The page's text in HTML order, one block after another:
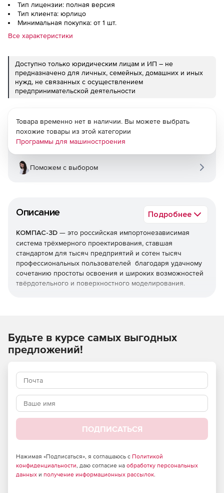
Тип лицензии: полная версия
Тип клиента: юрлицо
Минимальная покупка: от 1 шт.
Все характеристики
Доступно только юридическим лицам и ИП – не
предназначено для личных, семейных, домашних и иных
нужд, не связанных с осуществлением
предпринимательской деятельности
Описание Подробнее
КОМПАС-3D — это российская импортонезависимая
система трёхмерного проектирования, ставшая
стандартом для тысяч предприятий и сотен тысяч
профессиональных пользователей благодаря удачному
сочетанию простоты освоения и широких возможностей
твёрдотельного и поверхностного моделирования.
нефтегазовое, химическое и т.д.), приборостроение,
авиастроение, судостроение, станкостроение,
гражданское строительство, товары народного
потребления и т.д.
Товара временно нет в наличии. Вы можете выбрать
похожие товары из этой категории
Программы для машиностроения
Поможем с выбором
Будьте в курсе самых выгодных
предложений!
ПОДПИСАТЬСЯ
Нажимая «Подписаться», я соглашаюсь с Политикой
конфиденциальности, даю согласие на обработку персональных
данных и получение информационных рассылок.